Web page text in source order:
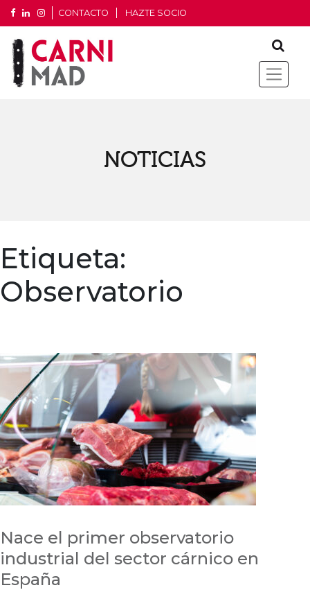
CONTACTO HAZTE SOCIO
NOTICIAS
Etiqueta:
Observatorio
Nace el primer observatorio
industrial del sector cárnico en
España